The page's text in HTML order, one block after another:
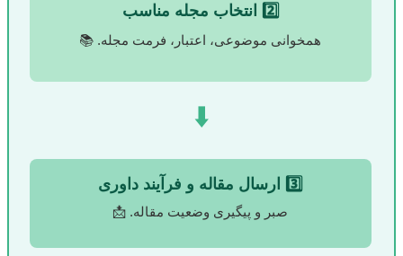
2️⃣ انتخاب مجله مناسب
همخوانی موضوعی، اعتبار، فرمت مجله. 📚
⬇️
3️⃣ ارسال مقاله و فرآیند داوری
صبر و پیگیری وضعیت مقاله. 📩